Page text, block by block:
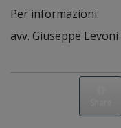
Per informazioni:
avv. Giuseppe